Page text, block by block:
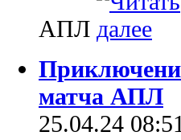
АПЛ
матча АПЛ
25.04.24 08:51